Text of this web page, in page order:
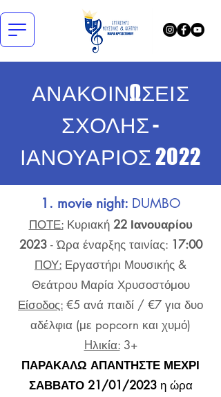
ΑΝΑΚΟΙΝΩΣΕΙΣ
ΣΧΟΛΗΣ -
ΙΑΝΟΥΑΡΙΟΣ 2022
1. movie night: DUMBO
ΠΟΤΕ:Κυριακή 22 Ιανουαρίου
2023 - Ώρα έναρξης ταινίας: 17:00
ΠΟΥ: Εργαστήρι Μουσικής &
Θεάτρου Μαρία Χρυσοστόμου
Είσοδος: €5 ανά παιδί / €7 για δυο
αδέλφια (με popcorn και χυμό)
Hλικία:3+
ΠΑΡΑΚΑΛΩ ΑΠΑΝΤΗΣΤΕ ΜΕΧΡΙ
ΣΑΒΒΑΤΟ21/01/2023η ώρα